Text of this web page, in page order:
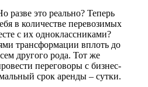
это реально? Теперь
в количестве перевозимых
с их одноклассниками?
трансформации вплоть до
другого рода. Тот же
переговоры с бизнес-
срок аренды – сутки.